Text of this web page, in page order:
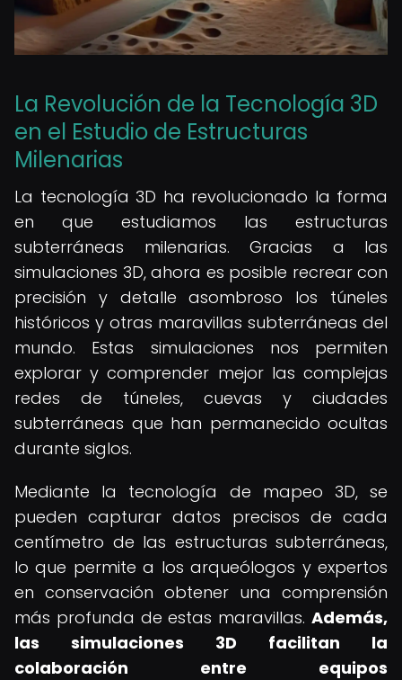
La Revolución de la Tecnología 3D
en el Estudio de Estructuras
Milenarias
La tecnología 3D ha revolucionado la forma
en que estudiamos las estructuras
subterráneas milenarias. Gracias a las
simulaciones 3D, ahora es posible recrear con
precisión y detalle asombroso los túneles
históricos y otras maravillas subterráneas del
mundo. Estas simulaciones nos permiten
explorar y comprender mejor las complejas
redes de túneles, cuevas y ciudades
subterráneas que han permanecido ocultas
durante siglos.
Mediante la tecnología de mapeo 3D, se
pueden capturar datos precisos de cada
centímetro de las estructuras subterráneas,
lo que permite a los arqueólogos y expertos
en conservación obtener una comprensión
más profunda de estas maravillas. Además,
las simulaciones 3D facilitan la
colaboración entre equipos